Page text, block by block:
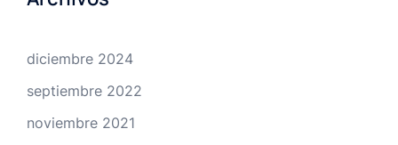
diciembre 2024
septiembre 2022
noviembre 2021